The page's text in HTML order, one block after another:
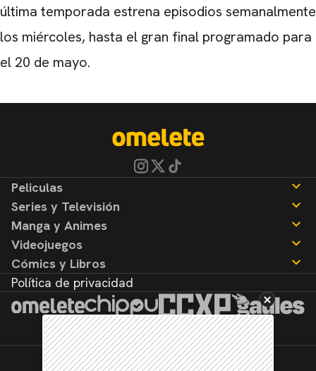
última temporada estrena episodios semanalmente
los miércoles, hasta el gran final programado para
el 20 de mayo.
Peliculas
Noticias
Reseñas
Series y Televisión
Noticias
Reseñas
Manga y Animes
Noticias
Reseñas
Videojuegos
Noticias
Reseñas
Cómics y Libros
Noticias
Reseñas
Política de privacidad
©2026. Todos los derechos reservados.